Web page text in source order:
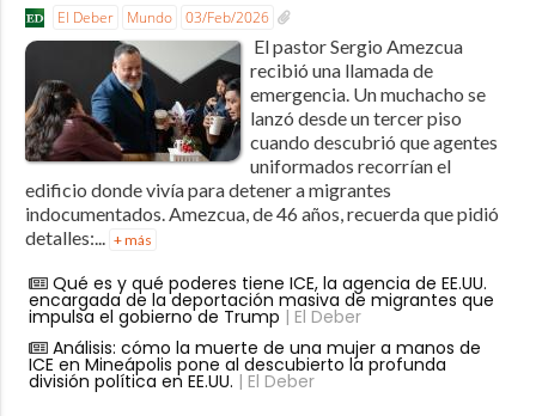
El Deber Mundo 03/Feb/2026
El pastor Sergio Amezcua
recibió una llamada de
emergencia. Un muchacho se
lanzó desde un tercer piso
cuando descubrió que agentes
uniformados recorrían el
edificio donde vivía para detener a migrantes
indocumentados. Amezcua, de 46 años, recuerda que pidió
detalles:... + más
Qué es y qué poderes tiene ICE, la agencia de EE.UU.
encargada de la deportación masiva de migrantes que
impulsa el gobierno de Trump | El Deber
Análisis: cómo la muerte de una mujer a manos de
ICE en Mineápolis pone al descubierto la profunda
división política en EE.UU. | El Deber